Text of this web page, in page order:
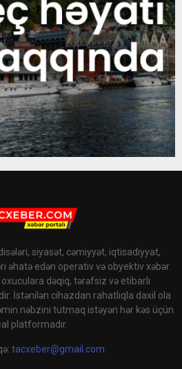
siyasət, cəmiyyət, iqtisadiyyat,
əhatə edən operativ və obyektiv xəbər
oxuculara dəqiq, tərəfsiz və etibarlı
İstənilən cihazdan rahatlıqla daxil ola
nəbzini tutmaq istəyən hər kəs üçün
platformadır.
tacxeber@gmail.com